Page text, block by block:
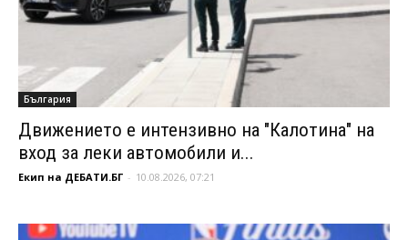
България
Движението е интензивно на "Калотина" на
вход за леки автомобили и...
Екип на ДЕБАТИ.БГ - 10.08.2026, 07:21